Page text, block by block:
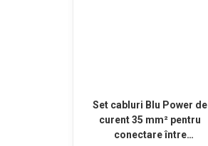
Set cabluri Blu Power de
curent 35 mm² pentru
conectare între